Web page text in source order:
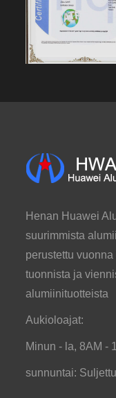
Henan Huawei
suurimmista
perustettu
tuonnista ja
alumiinituotteista
Aukioloajat:
Minun - la, 8AM -
sunnuntai: Suljettu